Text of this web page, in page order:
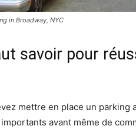
in Broadway, NYC
savoir pour
mettre en place un
avant même de